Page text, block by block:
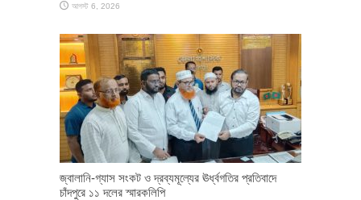
আগস্ট 6, 2026
জ্বালানি-গ্যাস সংকট ও দ্রব্যমূল্যের ঊর্ধ্বগতির প্রতিবাদে
চাঁদপুরে ১১ দলের স্মারকলিপি